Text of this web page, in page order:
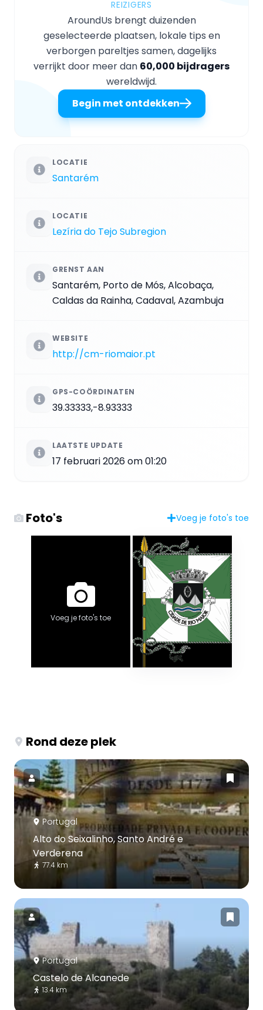
REIZIGERS
AroundUs brengt duizenden
geselecteerde plaatsen, lokale tips en
verborgen pareltjes samen, dagelijks
verrijkt door meer dan 60,000 bijdragers
wereldwijd.
Begin met ontdekken
LOCATIE
Santarém
LOCATIE
Lezíria do Tejo Subregion
GRENST AAN
Santarém, Porto de Mós, Alcobaça,
Caldas da Rainha, Cadaval, Azambuja
WEBSITE
http://cm-riomaior.pt
GPS-COÖRDINATEN
39.33333,-8.93333
LAATSTE UPDATE
17 februari 2026 om 01:20
Foto's Voeg je foto's toe
Voeg je foto's toe
Rond deze plek
Portugal
Alto do Seixalinho, Santo André e
Verderena
77.4 km
Portugal
Castelo de Alcanede
13.4 km